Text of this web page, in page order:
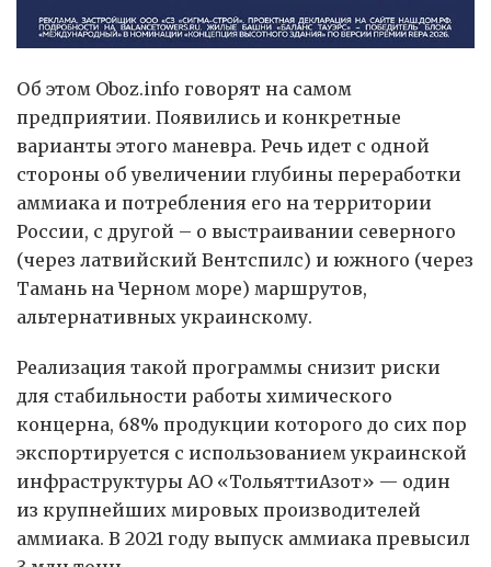
Об этом Oboz.info говорят на самом
предприятии. Появились и конкретные
варианты этого маневра. Речь идет с одной
стороны об увеличении глубины переработки
аммиака и потребления его на территории
России, с другой – о выстраивании северного
(через латвийский Вентспилс) и южного (через
Тамань на Черном море) маршрутов,
альтернативных украинскому.
Реализация такой программы снизит риски
для стабильности работы химического
концерна, 68% продукции которого до сих пор
экспортируется с использованием украинской
инфраструктуры АО «ТольяттиАзот» — один
из крупнейших мировых производителей
аммиака. В 2021 году выпуск аммиака превысил